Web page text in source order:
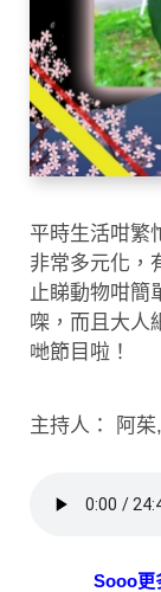
平時生活咁繁
非常多元化，
止睇動物咁簡
㗎，而且大人
哋節目啦！
主持人： 阿
Sooo更